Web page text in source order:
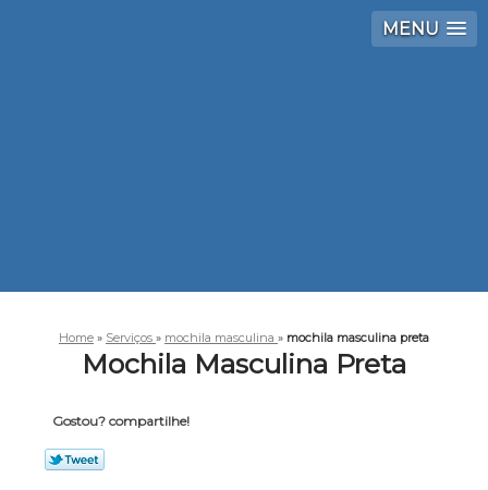
MENU
Home » Serviços » mochila masculina » mochila masculina preta
Mochila Masculina Preta
Gostou? compartilhe!